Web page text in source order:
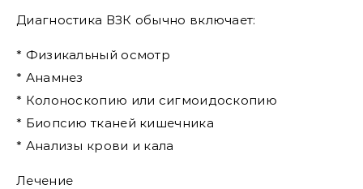
Диагностика ВЗК обычно включает:
* Физикальный осмотр
* Анамнез
* Колоноскопию или сигмоидоскопию
* Биопсию тканей кишечника
* Анализы крови и кала
Лечение